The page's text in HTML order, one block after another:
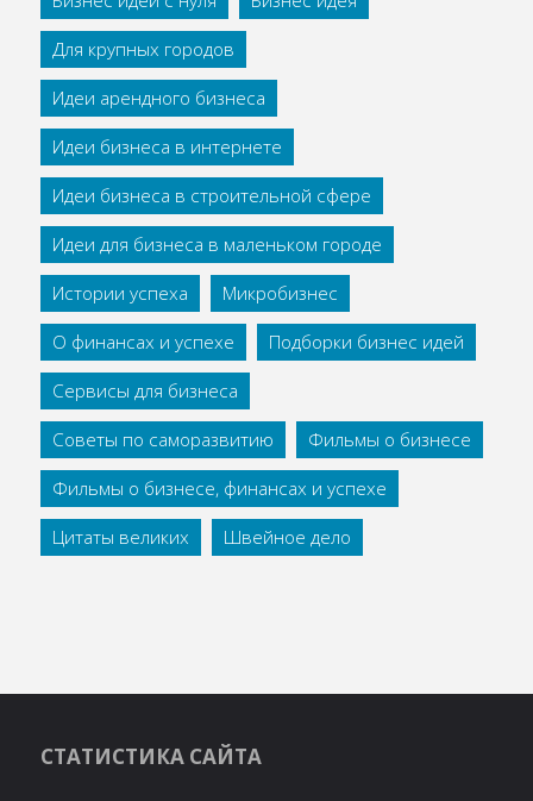
Для крупных городов
Идеи арендного бизнеса
Идеи бизнеса в интернете
Идеи бизнеса в строительной сфере
Идеи для бизнеса в маленьком городе
Истории успеха
Микробизнес
О финансах и успехе
Подборки бизнес идей
Сервисы для бизнеса
Советы по саморазвитию
Фильмы о бизнесе
Фильмы о бизнесе, финансах и успехе
Цитаты великих
Швейное дело
СТАТИСТИКА САЙТА